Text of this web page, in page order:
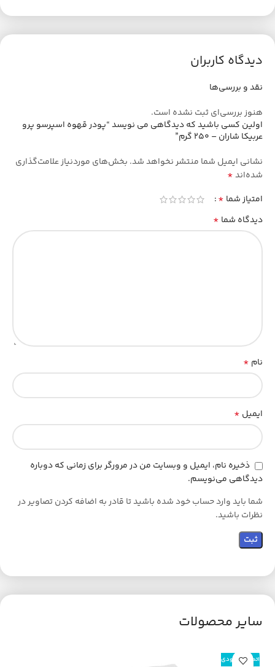
دیدگاه کاربران
نقد و بررسی‌ها
هنوز بررسی‌ای ثبت نشده است.
اولین کسی باشید که دیدگاهی می نویسد “پودر قهوه اسپرسو پرو
عربیکا شاران – 250 گرم”
نشانی ایمیل شما منتشر نخواهد شد. بخش‌های موردنیاز علامت‌گذاری
شده‌اند*
امتیاز شما *
دیدگاه شما *
نام *
ایمیل *
ذخیره نام، ایمیل و وبسایت من در مرورگر برای زمانی که دوباره
دیدگاهی می‌نویسم.
شما باید وارد حساب خود شده باشید تا قادر به اضافه کردن تصاویر در
نظرات باشید.
سایر محصولات
اتمام موجودی